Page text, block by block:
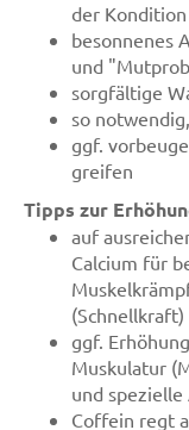
der Kondition
besonnenes
und
sorgfältige
so
ggf.
greifen
Tipps zur
auf
Calcium für
(Schnellkraft)
ggf.
Muskulatur
und
Coffein regt